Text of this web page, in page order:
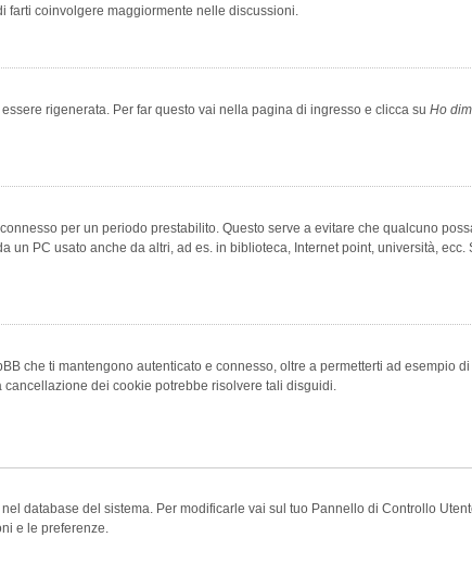
farti coinvolgere maggiormente nelle discussioni.
rigenerata. Per far questo vai nella pagina di ingresso e clicca su Ho
per un periodo prestabilito. Questo serve a evitare che qualcuno
un PC usato anche da altri, ad es. in biblioteca, Internet point, università,
che ti mantengono autenticato e connesso, oltre a permetterti ad esempio
dei cookie potrebbe risolvere tali disguidi.
database del sistema. Per modificarle vai sul tuo Pannello di Controllo
e le preferenze.